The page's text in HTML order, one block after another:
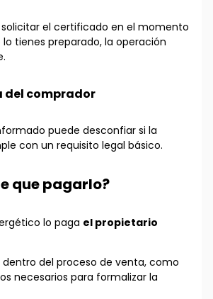
solicitar el certificado en el momento
lo tienes preparado, la operación
del comprador
puede desconfiar si la
con un requisito legal básico.
que pagarlo?
lo paga el propietario
dentro del proceso de venta, como
necesarios para formalizar la